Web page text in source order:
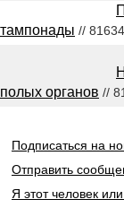
тампонады // 81634
полых органов //
Подписаться на
Отправить
Я этот человек